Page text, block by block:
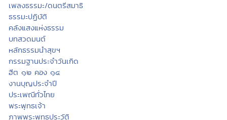
เพลงธรรมะ/ดนตรีสมาธิ
ธรรมะปฏิบัติ
คลังแสงแห่งธรรม
บทสวดมนต์
หลักธรรมนำสุขฯ
กรรมฐานประจำวันเกิด
ฮีต ๑๒ คอง ๑๔
งานบุญประจำปี
ประเพณีทั่วไทย
พระพุทธเจ้า
ภาพพระพุทธประวัติ